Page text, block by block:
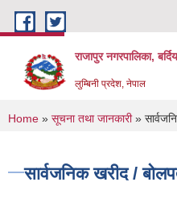
Skip to main content
राजापुर नगरपालिका,
लुम्बिनी प्रदेश, नेपाल
You are here
Home » सूचना तथा जानकारी»
सार्वजनिक खरीद /